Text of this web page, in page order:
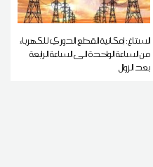
الستاغ: إمكانية القطع الدوري للكهرباء
من الساعة الواحدة الى الساعة الرابعة
بعد الزوال